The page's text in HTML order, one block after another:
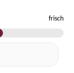
frisch